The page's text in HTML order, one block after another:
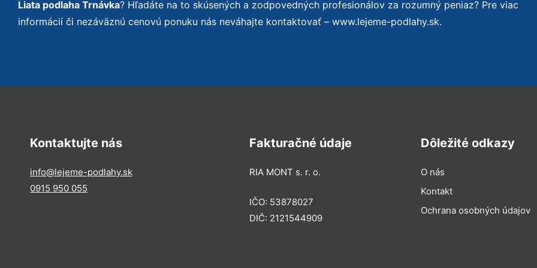
Liata podlaha Trnávka? Hľadáte na to skúsených a zodpovedných profesionálov za rozumný peniaz? Pre viac
informácií či nezáväznú cenovú ponuku nás neváhajte kontaktovať – www.lejeme-podlahy.sk.
Kontaktujte nás
info@lejeme-podlahy.sk
0915 950 055
Fakturačné údaje
RIA MONT s. r. o.
IČO: 53878027
DIČ: 2121544909
Dôležité odkazy
O nás
Kontakt
Ochrana osobných údajov